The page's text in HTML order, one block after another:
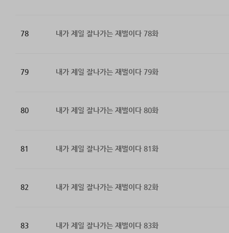
78 내가 제일 잘나가는 재벌이다 78화
79 내가 제일 잘나가는 재벌이다 79화
80 내가 제일 잘나가는 재벌이다 80화
81 내가 제일 잘나가는 재벌이다 81화
82 내가 제일 잘나가는 재벌이다 82화
83 내가 제일 잘나가는 재벌이다 83화